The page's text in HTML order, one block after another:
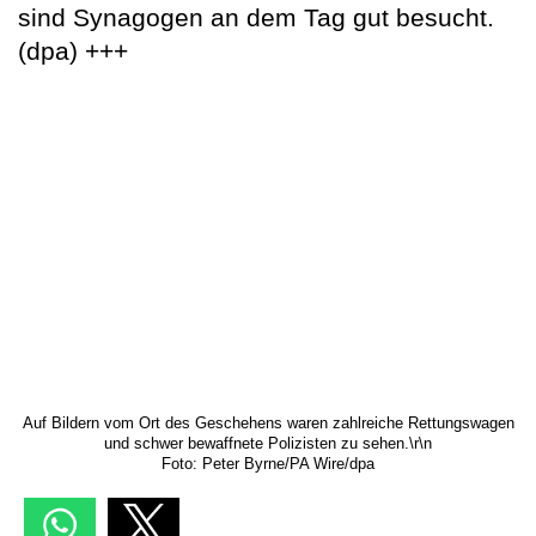
sind Synagogen an dem Tag gut besucht.
(dpa) +++
Auf Bildern vom Ort des Geschehens waren zahlreiche Rettungswagen
und schwer bewaffnete Polizisten zu sehen.\r\n
Foto: Peter Byrne/PA Wire/dpa